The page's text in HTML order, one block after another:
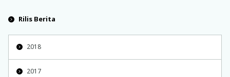
Rilis Berita
2018
2017